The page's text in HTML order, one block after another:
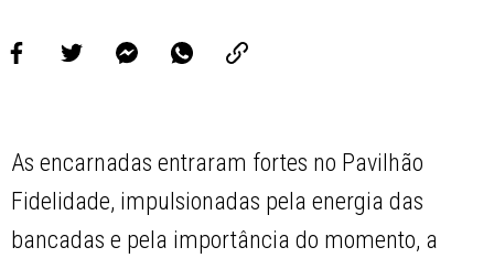
As encarnadas entraram fortes no Pavilhão
Fidelidade, impulsionadas pela energia das
bancadas e pela importância do momento, a